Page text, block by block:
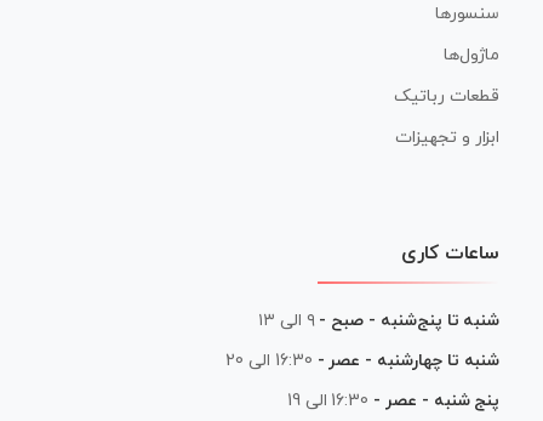
سنسورها
ماژول‌ها
قطعات رباتیک
ابزار و تجهیزات
ساعات کاری
شنبه تا پنج‌شنبه - صبح - ۹ الی ۱۳
شنبه تا چهارشنبه - عصر - 16:30 الی 20
پنج شنبه - عصر - 16:30 الی 19